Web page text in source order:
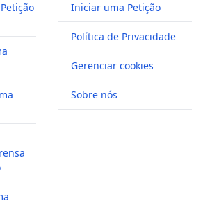
Iniciar uma Petição
Política de Privacidade
Gerenciar cookies
Sobre nós